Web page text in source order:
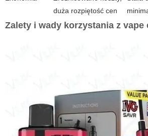
duża rozpiętość cen
Zalety i wady korzystania z vape